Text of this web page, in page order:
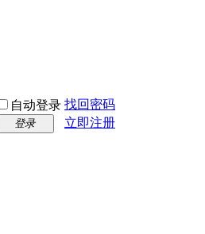
自动登录 找回密码
登录
立即注册